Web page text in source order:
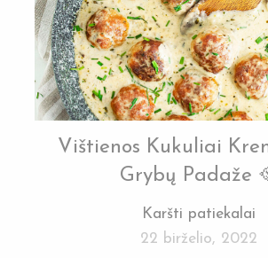
Vištienos Kukuliai
Grybų Padaže
Karšti patiekalai
22 birželio, 2022